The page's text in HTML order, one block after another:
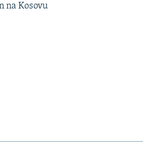
na Kosovu